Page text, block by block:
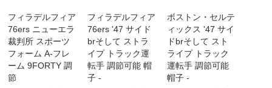
フィラデルフィア
76ers ニューエラ
裁判所 スポーツ
フォーム A-フレ
ーム 9FORTY 調
節
フィラデルフィア
76ers '47 サイド
brそして ストラ
イプ トラック運
転手 調節可能 帽
子 -
ボストン・セルテ
ィックス '47 サイ
ドbrそして スト
ライプ トラック
運転手 調節可能
帽子 -